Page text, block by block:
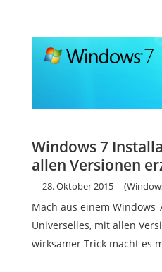
Windows 7
allen Versionen
28. Oktober 2015
Mach aus einem
Universelles, mit allen
wirksamer Trick macht es